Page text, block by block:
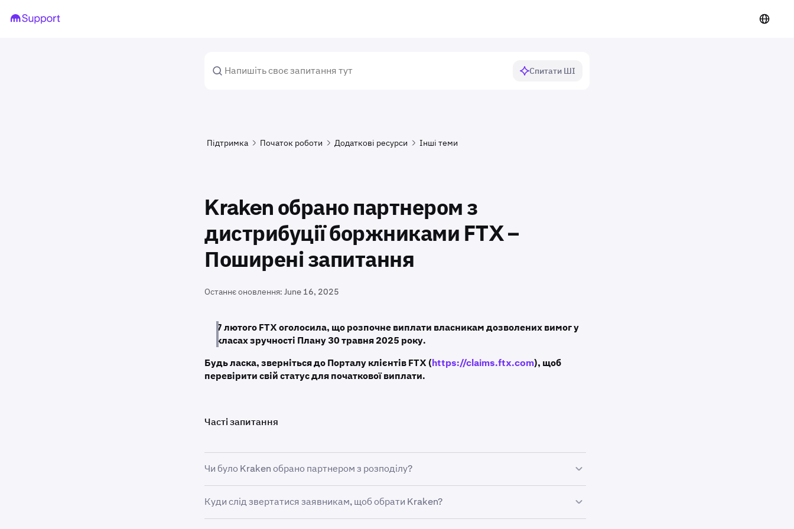
Спитати ШІ
Підтримка Початок роботи Додаткові ресурси Інші теми
Kraken обрано партнером з
дистрибуції боржниками FTX –
Поширені запитання
Останнє оновлення: June 16, 2025
7 лютого FTX оголосила, що розпочне виплати власникам дозволених вимог у
класах зручності Плану 30 травня 2025 року.
Будь ласка, зверніться до Порталу клієнтів FTX (https://claims.ftx.com), щоб
перевірити свій статус для початкової виплати.
Часті запитання
Чи було Kraken обрано партнером з розподілу?
Kraken уклала угоду з FTX Trading Ltd.
(«FTX») та її афілійованими боржниками
(«Боржники FTX») для допомоги у розподілі відшкодувань роздрібним клієнтам у
підтримуваних юрисдикціях відповідно до затвердженого судом США з питань
Куди слід звертатися заявникам, щоб обрати Kraken?